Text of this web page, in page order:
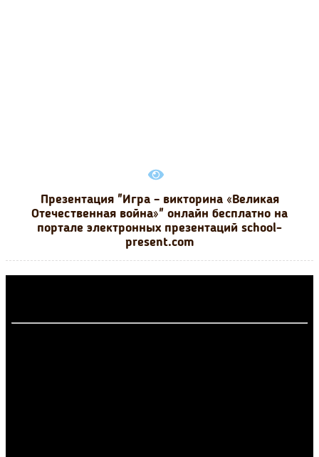
Презентация "Игра – викторина «Великая
Отечественная война»" онлайн бесплатно на
портале электронных презентаций school-
present.com